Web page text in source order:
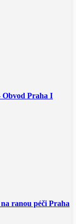
Obvod Praha I
ranou péči Praha